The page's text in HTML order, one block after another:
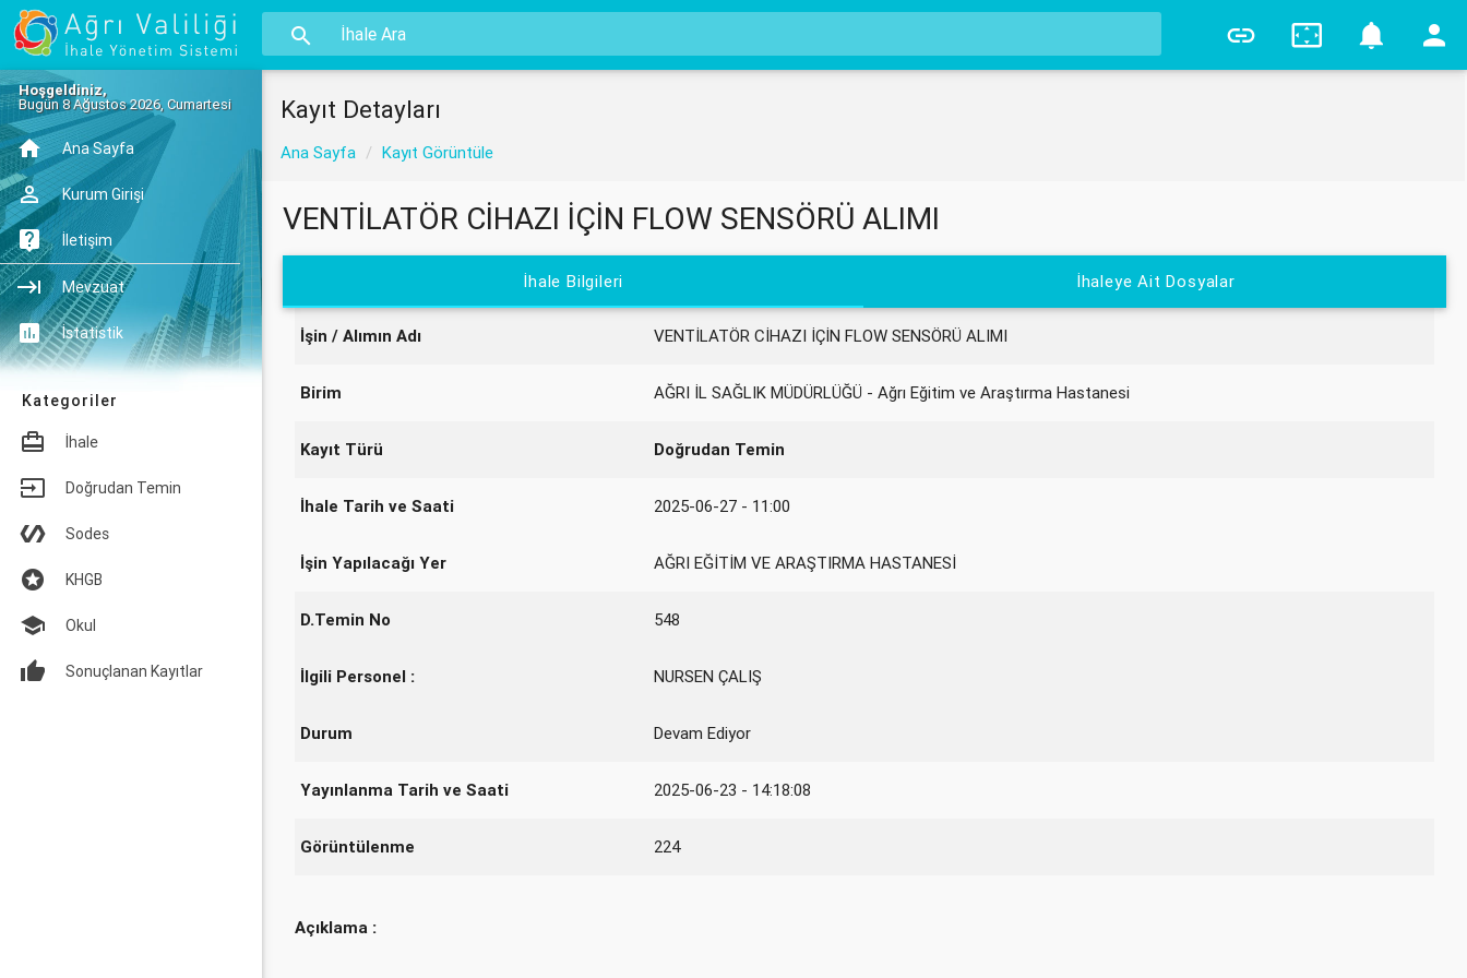
Hoşgeldiniz,
Bugün 8 Ağustos 2026, Cumartesi
Ana Sayfa
Kurum Girişi
İletişim
Mevzuat
İstatistik
Kategoriler
İhale
Doğrudan Temin
Sodes
KHGB
Okul
Sonuçlanan Kayıtlar
Kayıt Detayları
Ana Sayfa Kayıt Görüntüle
VENTİLATÖR CİHAZI İÇİN FLOW SENSÖRÜ ALIMI
İhale Bilgileri İhaleye Ait Dosyalar
İşin / Alımın Adı VENTİLATÖR CİHAZI İÇİN FLOW SENSÖRÜ ALIMI
Birim AĞRI İL SAĞLIK MÜDÜRLÜĞÜ - Ağrı Eğitim ve Araştırma Hastanesi
Kayıt Türü Doğrudan Temin
İhale Tarih ve Saati 2025-06-27 - 11:00
İşin Yapılacağı Yer AĞRI EĞİTİM VE ARAŞTIRMA HASTANESİ
D.Temin No 548
İlgili Personel : NURSEN ÇALIŞ
Durum Devam Ediyor
Yayınlanma Tarih ve Saati 2025-06-23 - 14:18:08
Görüntülenme 224
Açıklama :